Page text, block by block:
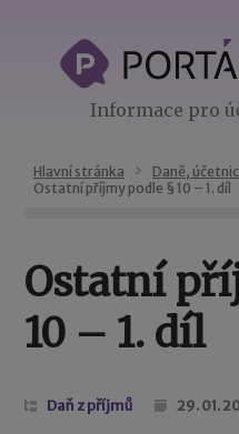
Informace pro
Hlavní stránka Daně,
Ostatní příjmy podle § 10 – 1. díl
Ostatní
10 – 1. díl
Daň z příjmů 29. 01.